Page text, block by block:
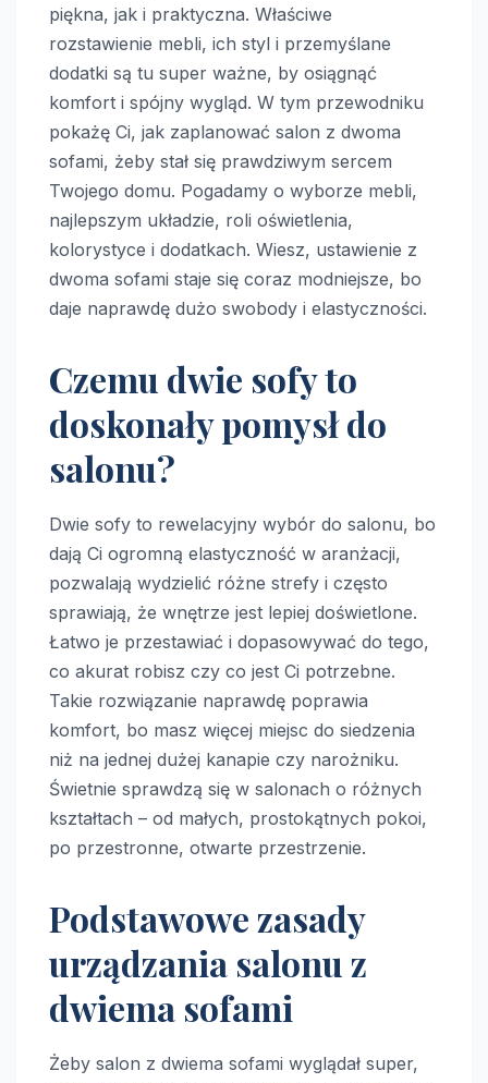
piękna, jak i praktyczna. Właściwe
rozstawienie mebli, ich styl i przemyślane
dodatki są tu super ważne, by osiągnąć
komfort i spójny wygląd. W tym przewodniku
pokażę Ci, jak zaplanować salon z dwoma
sofami, żeby stał się prawdziwym sercem
Twojego domu. Pogadamy o wyborze mebli,
najlepszym układzie, roli oświetlenia,
kolorystyce i dodatkach. Wiesz, ustawienie z
dwoma sofami staje się coraz modniejsze, bo
daje naprawdę dużo swobody i elastyczności.
Czemu dwie sofy to
doskonały pomysł do
salonu?
Dwie sofy to rewelacyjny wybór do salonu, bo
dają Ci ogromną elastyczność w aranżacji,
pozwalają wydzielić różne strefy i często
sprawiają, że wnętrze jest lepiej doświetlone.
Łatwo je przestawiać i dopasowywać do tego,
co akurat robisz czy co jest Ci potrzebne.
Takie rozwiązanie naprawdę poprawia
komfort, bo masz więcej miejsc do siedzenia
niż na jednej dużej kanapie czy narożniku.
Świetnie sprawdzą się w salonach o różnych
kształtach – od małych, prostokątnych pokoi,
po przestronne, otwarte przestrzenie.
Podstawowe zasady
urządzania salonu z
dwiema sofami
Żeby salon z dwiema sofami wyglądał super,